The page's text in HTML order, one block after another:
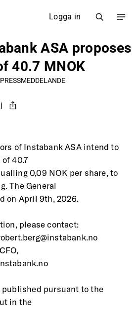
Logga in
ASA proposes
40.7 MNOK
of Instabank ASA intend to
40.7
0,09 NOK per share, to
The General
on April 9th, 2026.
please contact:
pursuant to the
in the